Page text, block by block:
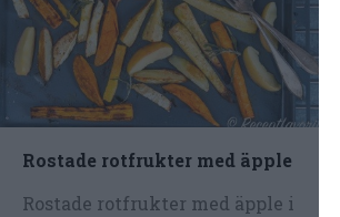
Rostade rotfrukter med äpple
Rostade rotfrukter med äpple i